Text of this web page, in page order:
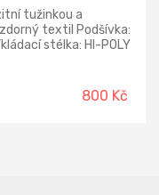
tužinkou a
textil Podšívka:
stélka: HI-POLY
protiskluzná,
800 Kč